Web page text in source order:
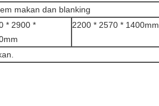
makan dan blanking
* 2900 *
2200 * 2570 * 1400mm